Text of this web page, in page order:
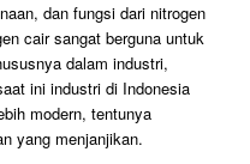
dan fungsi dari nitrogen
cair sangat berguna untuk
dalam industri,
ini industri di Indonesia
modern, tentunya
yang menjanjikan.